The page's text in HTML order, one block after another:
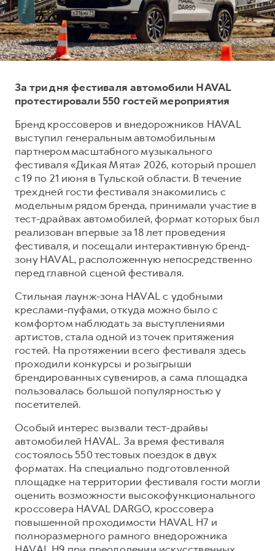
H7
от 3 799 000 ₽
H9
от 4 799 000 ₽
Тест-драйв
Трейд-ин
Кредитный калькулятор
Страхование
Кредит
КОРПОРАТИВНЫМ КЛИЕНТАМ
Для малого бизнеса
Корпоративным клиентам
Крупным корпоративным клиентам
Система управления автопарком GWM Fleet
Сервис для корпоративных клиентов
HAVAL Лизинг
АКСЕССУАРЫ HAVAL
Автомобильные аксессуары
Коллекция PRO
Коллекция Базовая
СЕРВИСНОЕ ОБСЛУЖИВАНИЕ
Нулевое ТО
Программа «Помощь на дороге»
Электронный ПТС
ПОДДЕРЖКА
GWM Безопасность
Гарантия HAVAL
Мобильное приложение GWM
Программа «HAVAL Защита+»
Руководства по эксплуатации
Подписки
АКСЕССУАРЫ HAVAL
Автомобильные аксессуары
Коллекция PRO
Коллекция Базовая
Коллекция Детская
О дилере
Наша команда
Контакты
За три дня фестиваля автомобили HAVAL
протестировали 550 гостей мероприятия
Бренд кроссоверов и внедорожников HAVAL
выступил генеральным автомобильным
партнером масштабного музыкального
фестиваля «Дикая Мята» 2026, который прошел
с 19 по 21 июня в Тульской области. В течение
трех дней гости фестиваля знакомились с
модельным рядом бренда, принимали участие в
тест-драйвах автомобилей, формат которых был
реализован впервые за 18 лет проведения
фестиваля, и посещали интерактивную бренд-
зону HAVAL, расположенную непосредственно
перед главной сценой фестиваля.
Cтильная лаунж-зона HAVAL с удобными
креслами-пуфами, откуда можно было с
комфортом наблюдать за выступлениями
артистов, стала одной из точек притяжения
гостей. На протяжении всего фестиваля здесь
проходили конкурсы и розыгрыши
брендированных сувениров, а сама площадка
пользовалась большой популярностью у
посетителей.
Особый интерес вызвали тест-драйвы
автомобилей HAVAL. За время фестиваля
состоялось 550 тестовых поездок в двух
форматах. На специально подготовленной
площадке на территории фестиваля гости могли
оценить возможности высокофункционального
кроссовера HAVAL DARGO, кроссовера
повышенной проходимости HAVAL H7 и
полноразмерного рамного внедорожника